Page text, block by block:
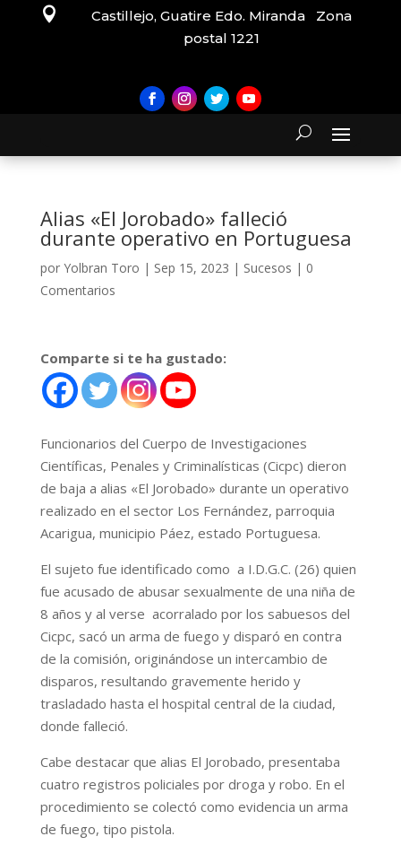

Castillejo, Guatire Edo. Miranda Zona
postal 1221
Alias «El Jorobado» falleció
durante operativo en Portuguesa
por Yolbran Toro | Sep 15, 2023 | Sucesos | 0
Comentarios
Comparte si te ha gustado:
Funcionarios del Cuerpo de Investigaciones
Científicas, Penales y Criminalísticas (Cicpc) dieron
de baja a alias «El Jorobado» durante un operativo
realizado en el sector Los Fernández, parroquia
Acarigua, municipio Páez, estado Portuguesa.
El sujeto fue identificado como a I.D.G.C. (26) quien
fue acusado de abusar sexualmente de una niña de
8 años y al verse acorralado por los sabuesos del
Cicpc, sacó un arma de fuego y disparó en contra
de la comisión, originándose un intercambio de
disparos, resultando gravemente herido y
trasladado hasta el hospital central de la ciudad,
donde falleció.
Cabe destacar que alias El Jorobado, presentaba
cuatro registros policiales por droga y robo. En el
procedimiento se colectó como evidencia un arma
de fuego, tipo pistola.